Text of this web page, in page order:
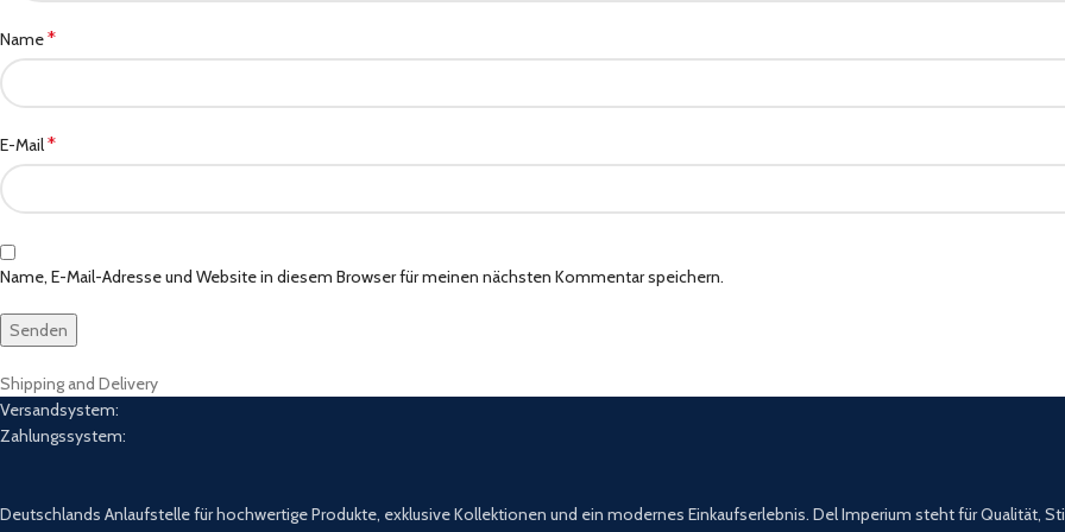
Name*
E-Mail*
Name, E-Mail-Adresse und Website in diesem Browser für meinen nächsten Kommentar speichern.
Shipping and Delivery
Versandsystem:
Zahlungssystem:
Deutschlands Anlaufstelle für hochwertige Produkte, exklusive Kollektionen und ein modernes Einkaufserlebnis. Del Imperium steht für Qualität,